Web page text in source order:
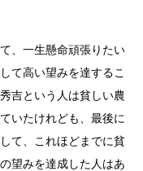
、一生懸命頑張りたい
て高い望みを達するこ
吉という人は貧しい農
いたけれども、最後に
て、これほどまでに貧
望みを達成した人はあ